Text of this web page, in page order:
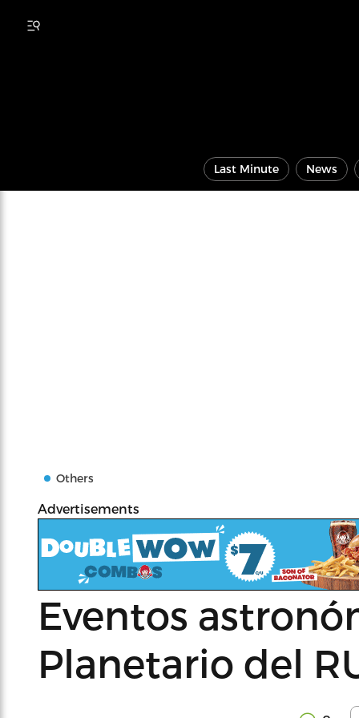
Last Minute News
Others
Advertisements
Eventos
Planetario del